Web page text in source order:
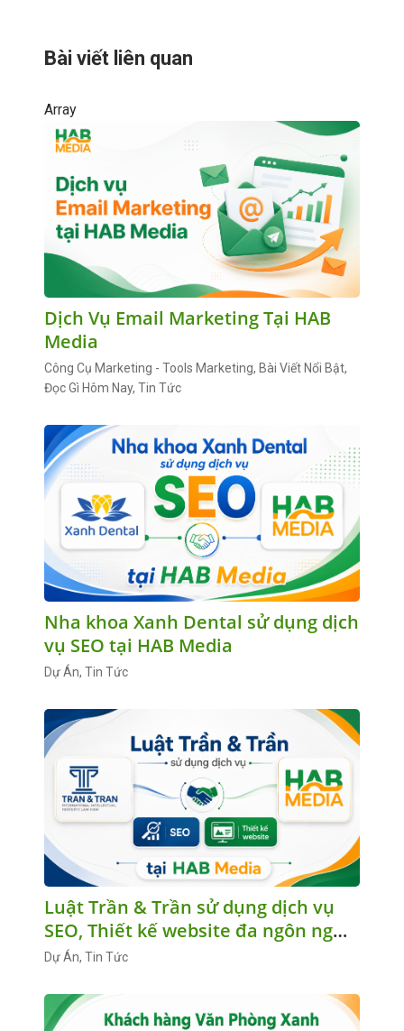
Bài viết liên quan
Array
Dịch Vụ Email Marketing Tại HAB
Media
Công Cụ Marketing - Tools Marketing, Bài Viết Nổi Bật,
Đọc Gì Hôm Nay, Tin Tức
Nha khoa Xanh Dental sử dụng dịch
vụ SEO tại HAB Media
Dự Án, Tin Tức
Luật Trần & Trần sử dụng dịch vụ
SEO, Thiết kế website đa ngôn ngữ
tại HAB Media
Dự Án, Tin Tức